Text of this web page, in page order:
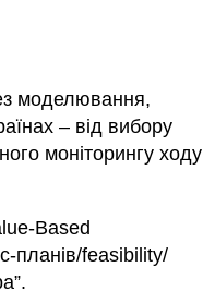
моделювання,
– від вибору
моніторингу ходу
Based
планів/feasibility/